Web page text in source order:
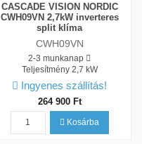
CASCADE VISION NORDIC
CWH09VN 2,7kW inverteres
split klíma
CWH09VN
2-3 munkanap
Teljesítmény 2,7 kW
Ingyenes szállítás!
264 900 Ft
Kosárba